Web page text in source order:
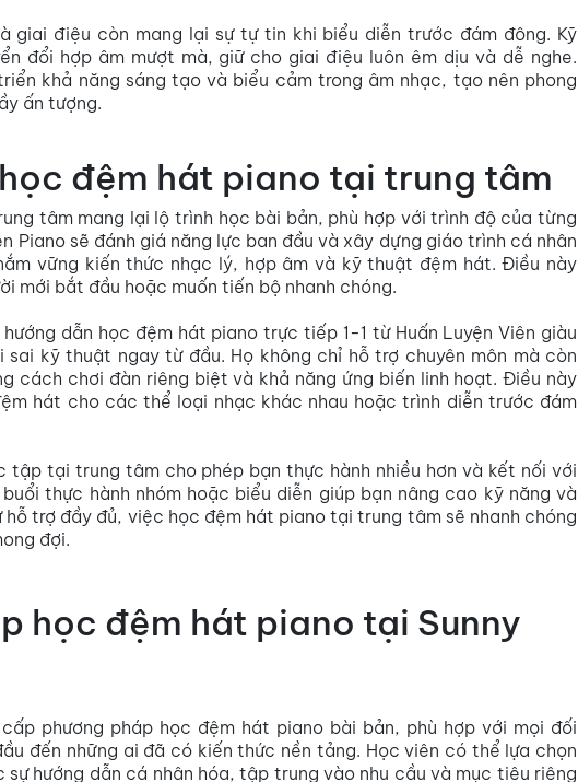
giai điệu còn mang lại sự tự tin khi biểu diễn trước đám đông. Kỹ
đổi hợp âm mượt mà, giữ cho giai điệu luôn êm dịu và dễ nghe.
khả năng sáng tạo và biểu cảm trong âm nhạc, tạo nên phong
ấn tượng.
đệm hát piano tại trung tâm
tâm mang lại lộ trình học bài bản, phù hợp với trình độ của từng
Piano sẽ đánh giá năng lực ban đầu và xây dựng giáo trình cá nhân
vững kiến thức nhạc lý, hợp âm và kỹ thuật đệm hát. Điều này
mới bắt đầu hoặc muốn tiến bộ nhanh chóng.
dẫn học đệm hát piano trực tiếp 1-1 từ Huấn Luyện Viên giàu
sai kỹ thuật ngay từ đầu. Họ không chỉ hỗ trợ chuyên môn mà còn
cách chơi đàn riêng biệt và khả năng ứng biến linh hoạt. Điều này
hát cho các thể loại nhạc khác nhau hoặc trình diễn trước đám
tập tại trung tâm cho phép bạn thực hành nhiều hơn và kết nối với
thực hành nhóm hoặc biểu diễn giúp bạn nâng cao kỹ năng và
hỗ trợ đầy đủ, việc học đệm hát piano tại trung tâm sẽ nhanh chóng
đợi.
học đệm hát piano tại Sunny
cấp phương pháp học đệm hát piano bài bản, phù hợp với mọi đối
đến những ai đã có kiến thức nền tảng. Học viên có thể lựa chọn
sự hướng dẫn cá nhân hóa, tập trung vào nhu cầu và mục tiêu riêng